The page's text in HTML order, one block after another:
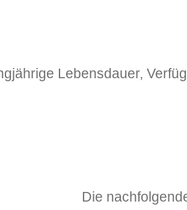
Lebensdauer,
Die